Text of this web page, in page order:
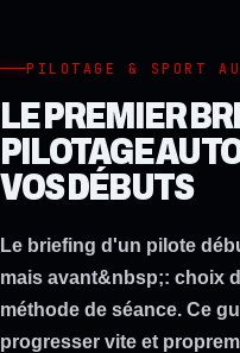
PILOTAGE & SPORT
LE PREMIER
PILOTAGE
VOS DÉBUTS
Le briefing d'un pilote
mais avant&nbsp;: choix
méthode de séance. Ce
progresser vite et